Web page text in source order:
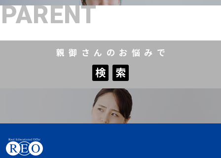
親御さんのお悩みで
検 索
検 索
PARENT